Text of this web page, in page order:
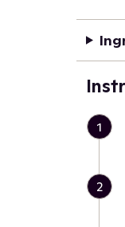
1
2